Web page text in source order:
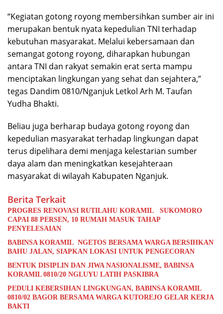
“Kegiatan gotong royong membersihkan sumber air ini
merupakan bentuk nyata kepedulian TNI terhadap
kebutuhan masyarakat. Melalui kebersamaan dan
semangat gotong royong, diharapkan hubungan
antara TNI dan rakyat semakin erat serta mampu
menciptakan lingkungan yang sehat dan sejahtera,”
tegas Dandim 0810/Nganjuk Letkol Arh M. Taufan
Yudha Bhakti.
Beliau juga berharap budaya gotong royong dan
kepedulian masyarakat terhadap lingkungan dapat
terus dipelihara demi menjaga kelestarian sumber
daya alam dan meningkatkan kesejahteraan
masyarakat di wilayah Kabupaten Nganjuk.
Berita Terkait
PROGRES RENOVASI RUTILAHU KORAMIL SUKOMORO
CAPAI 88 PERSEN, 10 RUMAH MASUK TAHAP
PENYELESAIAN
BABINSA KORAMIL NGETOS BERSAMA WARGA BERSIHKAN
BAHU JALAN, SIAPKAN LOKASI UNTUK PENGECORAN
BENTUK DISIPLIN DAN JIWA NASIONALISME, BABINSA
KORAMIL 0810/20 NGLUYU LATIH PASKIBRA
PEDULI KEBERSIHAN LINGKUNGAN, BABINSA KORAMIL
0810/02 BAGOR BERSAMA WARGA KUTOREJO GELAR KERJA
BAKTI